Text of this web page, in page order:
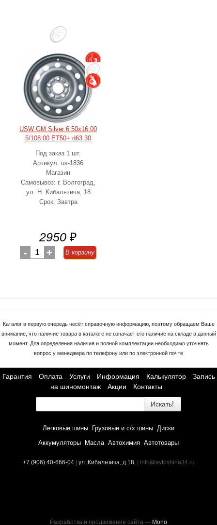
USW GM Silver 6.50x16.00
5/108.00 ET50+ d63.30
Под заказ 1 шт.
Артикул: us-1836
Магазин
Самовывоз: г. Волгоград,
ул. Н. Кибальчича, 18
Срок: Завтра
2950 ₽
- 1 + В корзину
Каталог в первую очередь несёт справочную информацию, поэтому обращаем Ваше
внимание, что наличие товара в каталоге не означает его наличие на складе в данный
момент. Для определения наличия и полной комплектации необходимо уточнять
вопрос у менеджера по телефону или по электронной почте
Гарантия Оплата Услуги Информация Калькулятор
Запись
на шиномонтаж
Акции Контакты
Искать!
Легковые шины Грузовые и с/х шины Диски
Аккумуляторы Масла Автохимия Автотовары
+7 (906) 40-666-04 | ул. Кибальчича, д.18, | info@avtoshina34.ru
Разработка и продвижение сайта — Mono